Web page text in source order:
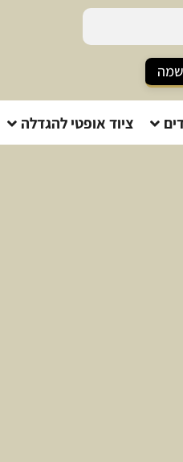
ציוד אופטי להגדלה